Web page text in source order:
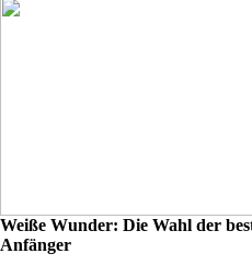
Weiße Wunder: Die Wahl der
Anfänger